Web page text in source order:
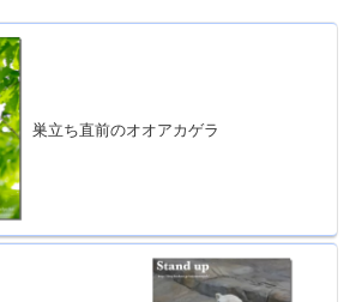
巣立ち直前のオオアカゲラ